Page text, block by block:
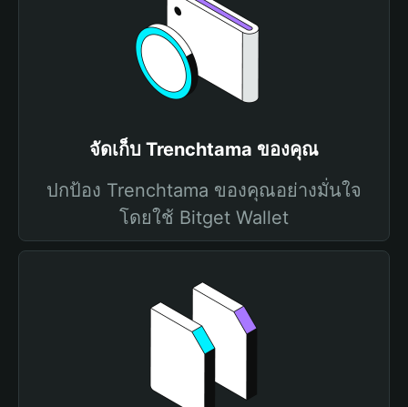
จัดเก็บ Trenchtama ของคุณ
ปกป้อง Trenchtama ของคุณอย่างมั่นใจ
โดยใช้ Bitget Wallet